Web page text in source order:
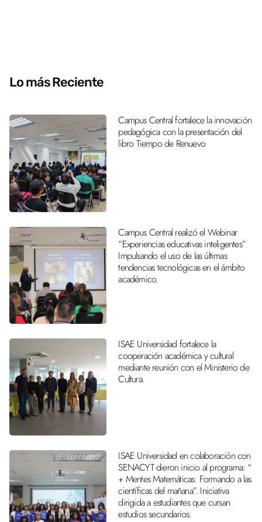
Lo más Reciente
Campus Central fortalece la innovación
pedagógica con la presentación del
libro Tiempo de Renuevo
Campus Central realizó el Webinar
“Experiencias educativas inteligentes”
Impulsando el uso de las últimas
tendencias tecnológicas en el ámbito
académico.
ISAE Universidad fortalece la
cooperación académica y cultural
mediante reunión con el Ministerio de
Cultura.
ISAE Universidad en colaboración con
SENACYT dieron inicio al programa: “
+ Mentes Matemáticas: Formando a las
científicas del mañana”. Iniciativa
dirigida a estudiantes que cursan
estudios secundarios.